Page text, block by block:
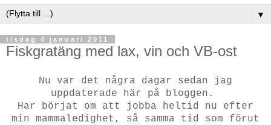
▼
tisdag 4 januari 2011
Fiskgratäng med lax, vin och VB-ost
Nu var det några dagar sedan jag
uppdaterade här på bloggen.
Har börjat om att jobba heltid nu efter
min mammaledighet, så samma tid som förut